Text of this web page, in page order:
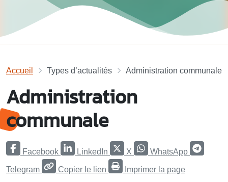
Accueil Types d’actualités Administration communale
Administration
communale
Facebook LinkedIn X WhatsApp
Telegram Copier le lien Imprimer la page